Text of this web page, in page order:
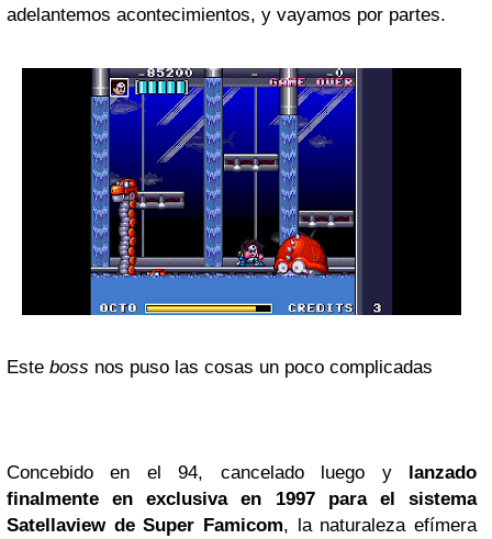
adelantemos acontecimientos, y vayamos por partes.
Este boss nos puso las cosas un poco complicadas
Concebido en el 94, cancelado luego y lanzado
finalmente en exclusiva en 1997 para el sistema
Satellaview de Super Famicom, la naturaleza efímera